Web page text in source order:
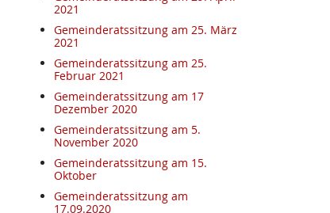
2021
Gemeinderatssitzung am 25. März
2021
Gemeinderatssitzung am 25.
Februar 2021
Gemeinderatssitzung am 17
Dezember 2020
Gemeinderatssitzung am 5.
November 2020
Gemeinderatssitzung am 15.
Oktober
Gemeinderatssitzung am
17.09.2020